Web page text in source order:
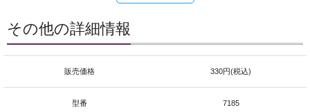
その他の詳細情報
販売価格 330円(税込)
型番 7185